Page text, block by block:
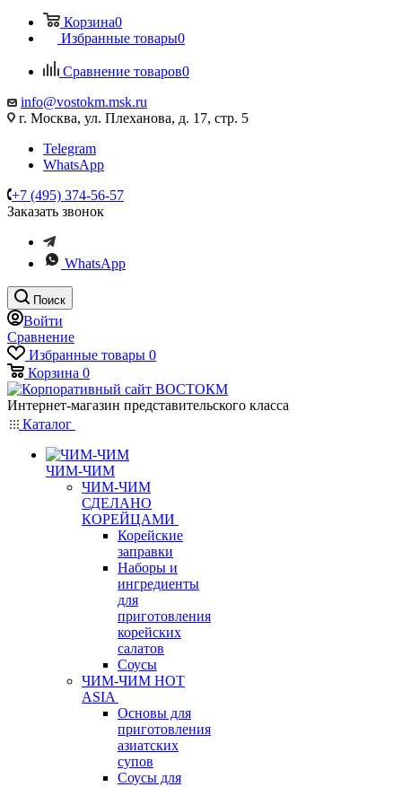
Корзина0
Избранные товары0
Сравнение товаров0
info@vostokm.msk.ru
г. Москва, ул. Плеханова, д. 17, стр. 5
Telegram
WhatsApp
+7 (495) 374-56-57
Заказать звонок
WhatsApp
Поиск
Войти
Сравнение
Избранные товары 0
Корзина 0
Интернет-магазин представительского класса
Каталог
ЧИМ-ЧИМ
ЧИМ-ЧИМ
СДЕЛАНО
КОРЕЙЦАМИ
Корейские
заправки
Наборы и
ингредиенты
для
приготовления
корейских
салатов
Соусы
ЧИМ-ЧИМ HOT
ASIA
Основы для
приготовления
азиатских
супов
Соусы для